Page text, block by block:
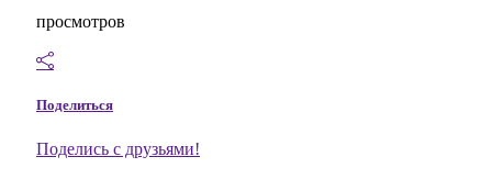
просмотров
Поделиться
Поделись с друзьями!